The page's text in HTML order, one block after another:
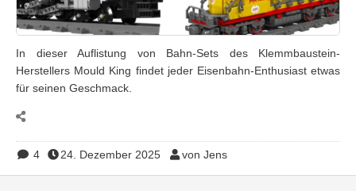
In dieser Auflistung von Bahn-Sets des Klemmbaustein-
Herstellers Mould King findet jeder Eisenbahn-Enthusiast etwas
für seinen Geschmack.
4 24. Dezember 2025 von Jens